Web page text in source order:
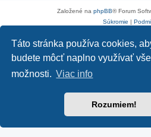
Táto stránka používa cookies,
budete môcť naplno využívať
možnosti. Viac info
Rozumiem!
Založené na phpBB® Forum
Súkromie |